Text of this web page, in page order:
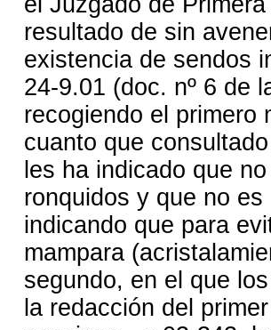
resultado de sin
existencia de sendos
24-9.01 (doc. nº 6 de
recogiendo el primero
cuanto que
les ha indicado que
ronquidos y que no
indicando que para
mampara
segundo, en el que
la redacción del